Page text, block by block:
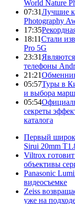
World Nature
07:31Лучшие
Photography
17:35
18:11Стали
Pro 5G
23:31
телефоны
21:21
05:57Туры в
и выбора
05:54
секреты
каталога
Первый
Sirui 20mm
Viltrox
объективы
Panasonic
видеосъемке
Zeiss
уже на